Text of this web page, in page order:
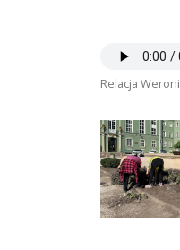
Relacja